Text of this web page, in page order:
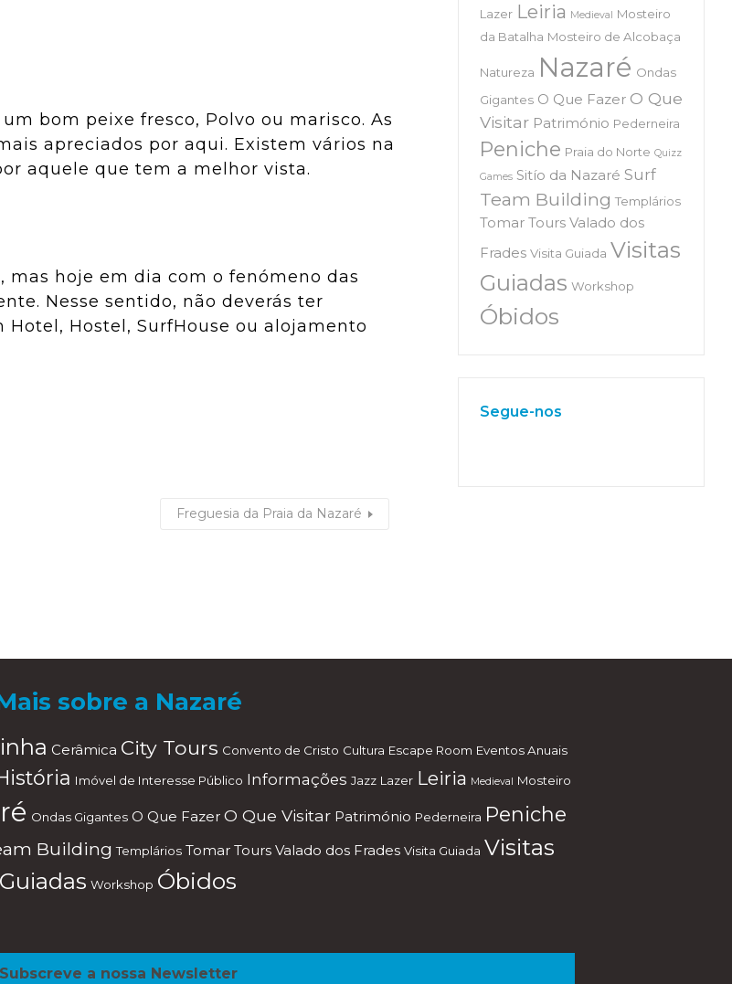
bom peixe fresco, Polvo ou marisco. As
apreciados por aqui. Existem vários na
aquele que tem a melhor vista.
hoje em dia com o fenómeno das
Nesse sentido, não deverás ter
Hostel, SurfHouse ou alojamento
Freguesia da Praia da Nazaré
Lazer Leiria Medieval Mosteiro
da Batalha Mosteiro de Alcobaça
Natureza Nazaré Ondas
Gigantes O Que Fazer O Que
Visitar Património Pederneira
Peniche Praia do Norte Quizz
Games Sitío da Nazaré Surf
Team Building Templários
Tomar Tours Valado dos
Frades Visita Guiada Visitas
Guiadas Workshop
Óbidos
Segue-nos
sobre a Nazaré
Cerâmica City Tours Convento de Cristo Cultura Escape Room Eventos Anuais
Imóvel de Interesse Público Informações Jazz Lazer Leiria Medieval Mosteiro
Ondas Gigantes O Que Fazer O Que Visitar Património Pederneira Peniche
Building Templários Tomar Tours Valado dos Frades Visita Guiada Visitas
Guiadas Workshop Óbidos
Subscreve a nossa Newsletter